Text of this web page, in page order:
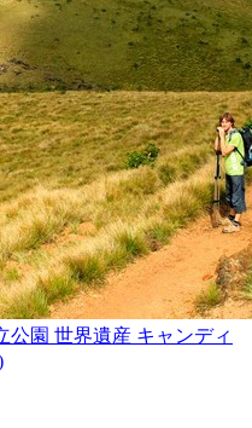
公園 世界遺産 キャンディ